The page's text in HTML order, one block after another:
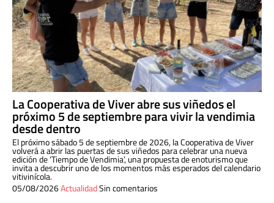
La Cooperativa de Viver abre sus viñedos el
próximo 5 de septiembre para vivir la vendimia
desde dentro
El próximo sábado 5 de septiembre de 2026, la Cooperativa de Viver
volverá a abrir las puertas de sus viñedos para celebrar una nueva
edición de ‘Tiempo de Vendimia’, una propuesta de enoturismo que
invita a descubrir uno de los momentos más esperados del calendario
vitivinícola.
05/08/2026ActualidadSin comentarios